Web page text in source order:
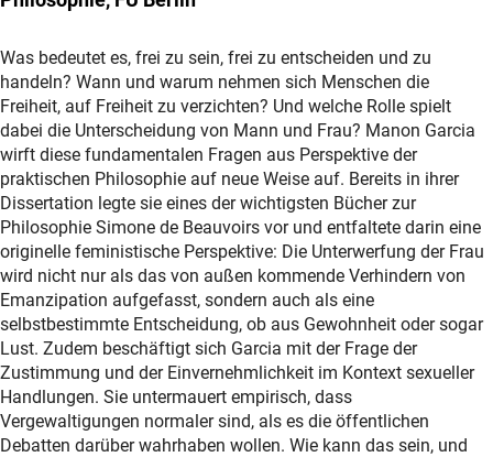
Was bedeutet es, frei zu sein, frei zu entscheiden und zu
handeln? Wann und warum nehmen sich Menschen die
Freiheit, auf Freiheit zu verzichten? Und welche Rolle spielt
dabei die Unterscheidung von Mann und Frau? Manon Garcia
wirft diese fundamentalen Fragen aus Perspektive der
praktischen Philosophie auf neue Weise auf. Bereits in ihrer
Dissertation legte sie eines der wichtigsten Bücher zur
Philosophie Simone de Beauvoirs vor und entfaltete darin eine
originelle feministische Perspektive: Die Unterwerfung der Frau
wird nicht nur als das von außen kommende Verhindern von
Emanzipation aufgefasst, sondern auch als eine
selbstbestimmte Entscheidung, ob aus Gewohnheit oder sogar
Lust. Zudem beschäftigt sich Garcia mit der Frage der
Zustimmung und der Einvernehmlichkeit im Kontext sexueller
Handlungen. Sie untermauert empirisch, dass
Vergewaltigungen normaler sind, als es die öffentlichen
Debatten darüber wahrhaben wollen. Wie kann das sein, und